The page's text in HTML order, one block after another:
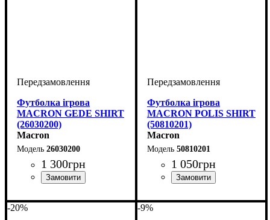
Футболка ігрова
MACRON GEDE SHIRT
(26030200)
Macron
26030200
1 300грн
Футболка ігрова
MACRON POLIS SHIRT
(50810201)
Macron
50810201
1 050грн
-20% -9%